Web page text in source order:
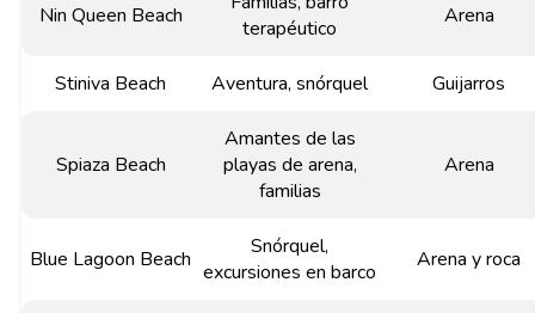
Nin Queen Beach
terapéutico
Arena
Stiniva Beach Aventura, snórquel Guijarros
Spiaza Beach
Amantes de las
playas de arena,
familias
Arena
Blue Lagoon Beach
Snórquel,
excursiones en barco
Arena y roca